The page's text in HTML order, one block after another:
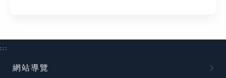
:::
網站導覽